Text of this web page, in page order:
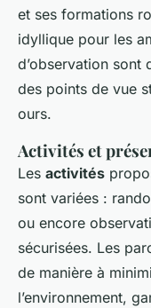
et ses formations
idyllique pour les
d’observation sont
des points de vue
ours.
Activités et
Les activités
sont variées :
ou encore
sécurisées. Les
de manière à
l’environnement,